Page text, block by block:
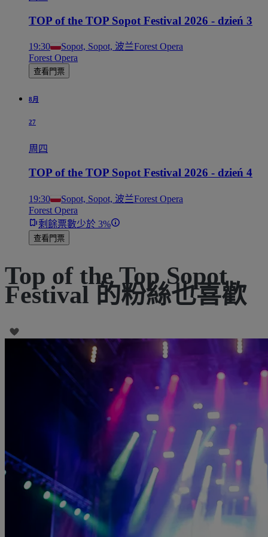
TOP of the TOP Sopot Festival 2026 - dzień 3
19:30 Sopot, Sopot, 波兰Forest Opera
Forest Opera
查看門票
8月
27
周四
TOP of the TOP Sopot Festival 2026 - dzień 4
19:30 Sopot, Sopot, 波兰Forest Opera
Forest Opera
剩餘票數少於 3%
查看門票
Top of the Top Sopot
Festival 的粉絲也喜歡